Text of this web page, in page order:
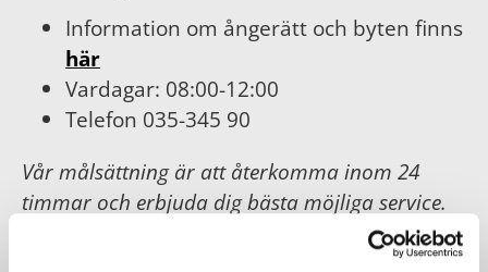
Information om ångerätt och byten finns
här
Vardagar: 08:00-12:00
Telefon 035-345 90
Vår målsättning är att återkomma inom 24
timmar och erbjuda dig bästa möjliga service.